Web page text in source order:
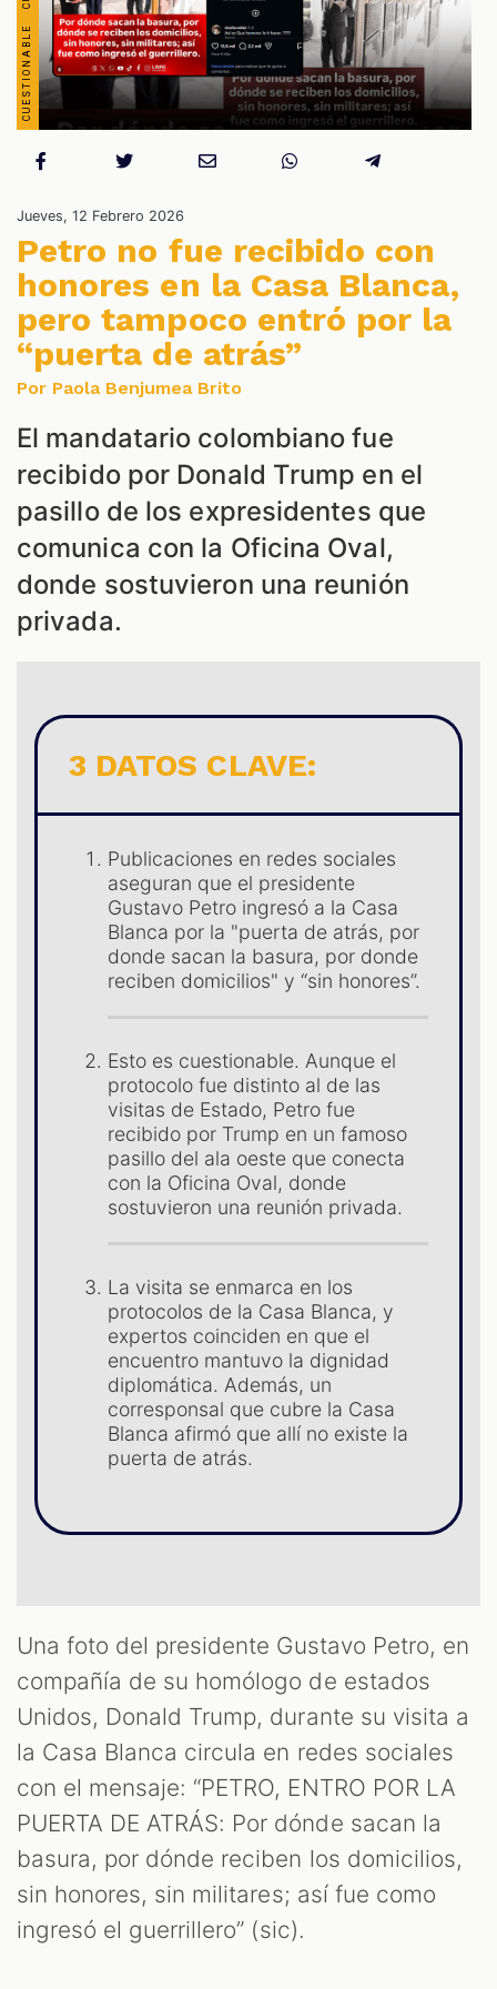
Jueves, 12 Febrero 2026
Petro no fue recibido con
honores en la Casa Blanca,
pero tampoco entró por la
“puerta de atrás”
Por Paola Benjumea Brito
El mandatario colombiano fue
recibido por Donald Trump en el
pasillo de los expresidentes que
comunica con la Oficina Oval,
donde sostuvieron una reunión
privada.
3 DATOS CLAVE:
Publicaciones en redes sociales
aseguran que el presidente
Gustavo Petro ingresó a la Casa
Blanca por la "puerta de atrás, por
donde sacan la basura, por donde
reciben domicilios" y “sin honores”.
Esto es cuestionable. Aunque el
protocolo fue distinto al de las
visitas de Estado, Petro fue
recibido por Trump en un famoso
pasillo del ala oeste que conecta
con la Oficina Oval, donde
sostuvieron una reunión privada.
La visita se enmarca en los
protocolos de la Casa Blanca, y
expertos coinciden en que el
encuentro mantuvo la dignidad
diplomática. Además, un
corresponsal que cubre la Casa
Blanca afirmó que allí no existe la
puerta de atrás.
Una foto del presidente Gustavo Petro, en
compañía de su homólogo de estados
Unidos, Donald Trump, durante su visita a
la Casa Blanca circula en redes sociales
con el mensaje: “PETRO, ENTRO POR LA
PUERTA DE ATRÁS: Por dónde sacan la
basura, por dónde reciben los domicilios,
sin honores, sin militares; así fue como
ingresó el guerrillero” (sic).